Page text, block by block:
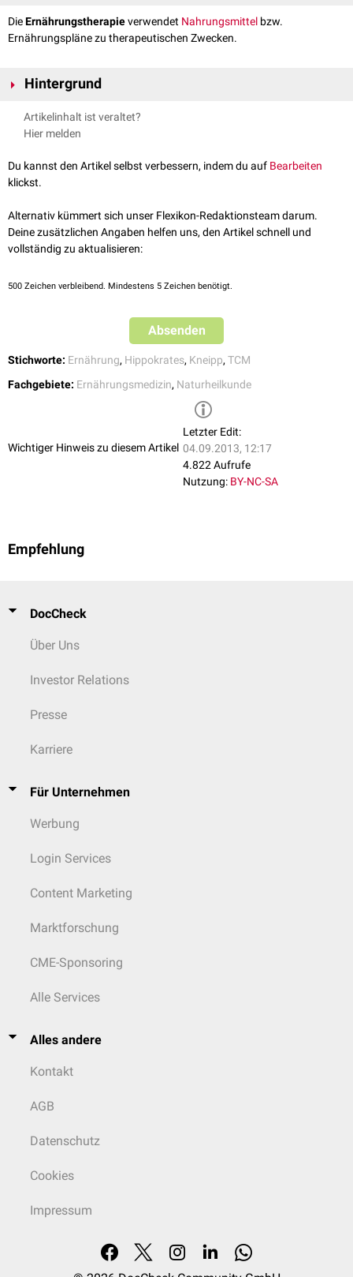
DieErnährungstherapieverwendet Nahrungsmittel bzw.
Ernährungspläne zu therapeutischen Zwecken.
Hintergrund
Die Ernährungstherapie wurde bereits von
asiatischen Raum hat Ernährungstherapie jedoch eine längere Tradition,
Kneipp-Medizin
Artikelinhalt ist veraltet?
Hier melden
Du kannst den Artikel selbst verbessern, indem du auf Bearbeiten
klickst.
Alternativ kümmert sich unser Flexikon-Redaktionsteam darum.
Deine zusätzlichen Angaben helfen uns, den Artikel schnell und
vollständig zu aktualisieren:
500 Zeichen verbleibend. Mindestens 5 Zeichen benötigt.
Absenden
Stichworte: Ernährung, Hippokrates, Kneipp, TCM
Fachgebiete: Ernährungsmedizin, Naturheilkunde
Wichtiger Hinweis zu diesem Artikel
Letzter Edit:
04.09.2013, 12:17
4.822 Aufrufe
Nutzung: BY-NC-SA
Empfehlung
DocCheck
Über Uns
Investor Relations
Presse
Karriere
Für Unternehmen
Werbung
Login Services
Content Marketing
Marktforschung
CME-Sponsoring
Alle Services
Alles andere
Kontakt
AGB
Datenschutz
Cookies
Impressum